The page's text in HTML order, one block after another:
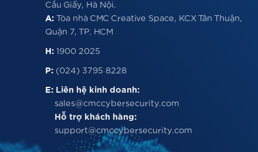
Cầu Giấy, Hà Nội.
A: Tòa nhà CMC Creative Space, KCX Tân Thuận,
Quận 7, TP. HCM
H: 1900 2025
P: (024) 3795 8228
E: Liên hệ kinh doanh:
sales@cmccybersecurity.com
Hỗ trợ khách hàng:
support@cmccybersecurity.com